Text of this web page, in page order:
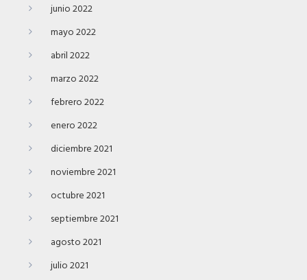
junio 2022
mayo 2022
abril 2022
marzo 2022
febrero 2022
enero 2022
diciembre 2021
noviembre 2021
octubre 2021
septiembre 2021
agosto 2021
julio 2021